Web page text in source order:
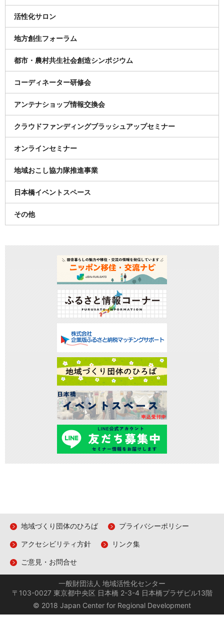
活性化サロン
地方創生フォーラム
都市・農村共生社会創造シンポジウム
コーディネーター研修会
アンテナショップ情報交換会
クラウドファンディングブラッシュアップセミナー
オンラインセミナー
地域おこし協力隊推進事業
日本橋イベントスペース
その他
地域づくり団体のひろば プライバシーポリシー
アクセシビリティ方針 リンク集
ご意見・お問合せ
一般財団法人 地域活性化センター
〒103-0027 東京都中央区 日本橋 2-3-4 日本橋プラザビル13階
© 2018 Japan Center for Regional Development